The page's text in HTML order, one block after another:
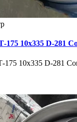
175 10х335 D-281
175 10х335 D-281